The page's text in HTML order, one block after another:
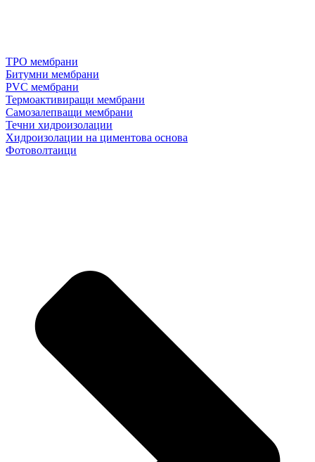
TPO мембрани
Битумни мембрани
PVC мембрани
Термоактивиращи мембрани
Самозалепващи мембрани
Течни хидроизолации
Хидроизолации на циментова основа
Фотоволтаици